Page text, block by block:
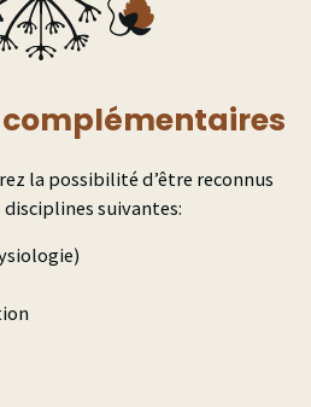
la possibilité d’être reconnus
disciplines suivantes: